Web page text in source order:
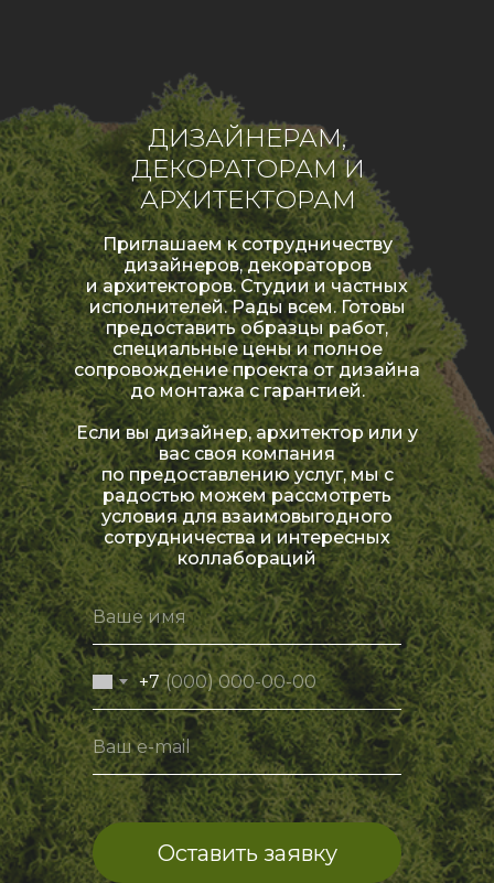
ДИЗАЙНЕРАМ,
ДЕКОРАТОРАМ И
АРХИТЕКТОРАМ
Приглашаем к сотрудничеству
дизайнеров, декораторов
и архитекторов. Студии и частных
исполнителей. Рады всем. Готовы
предоставить образцы работ,
специальные цены и полное
сопровождение проекта от дизайна
до монтажа с гарантией.
Если вы дизайнер, архитектор или у
вас своя компания
по предоставлению услуг, мы с
радостью можем рассмотреть
условия для взаимовыгодного
сотрудничества и интересных
коллабораций
+7
Оставить заявку